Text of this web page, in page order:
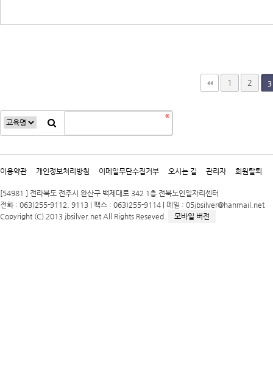
1 2 3
이용약관 개인정보처리방침 이메일무단수집거부 오시는 길 관리자 회원탈퇴
[54981 ] 전라북도 전주시 완산구 백제대로 342 1층 전북노인일자리센터
전화 : 063)255-9112, 9113 | 팩스 : 063)255-9114 | 메일 : 05jbsilver@hanmail.net
Copyright (C) 2013 jbsilver.net All Rights Reseved.
모바일 버전